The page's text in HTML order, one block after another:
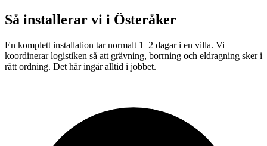
Så installerar vi i Österåker
En komplett installation tar normalt 1–2 dagar i en villa. Vi
koordinerar logistiken så att grävning, borrning och eldragning sker i
rätt ordning. Det här ingår alltid i jobbet.